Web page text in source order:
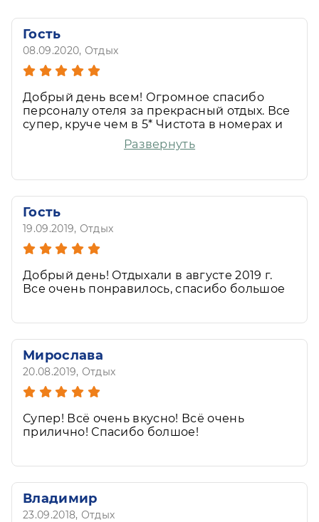
Гость
08.09.2020, Отдых
Добрый день всем! Огромное спасибо
персоналу отеля за прекрасный отдых. Все
супер, круче чем в 5* Чистота в номерах и
холлах отеля горничных почти не видно.
Как будто уборка делается сама собой. Два
маленькими детьми другой для взрослых.
принесли халат и тапочки, как у взрослых.
Все ориентировано на то чтобы деткам не
было скучно и соответственно родители
могли расслабится и получить
отеля. В самую жару там прохладно,
Бассейн и Аквапарк, анимация все на
Развернуть
Гость
19.09.2019, Отдых
Добрый день! Отдыхали в августе 2019 г.
Все очень понравилось, спасибо большое
Мирослава
20.08.2019, Отдых
Супер! Всё очень вкусно! Всё очень
прилично! Спасибо болшое!
Владимир
23.09.2018, Отдых